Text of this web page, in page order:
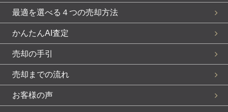
最適を選べる４つの売却方法
かんたんAI査定
売却の手引
売却までの流れ
お客様の声